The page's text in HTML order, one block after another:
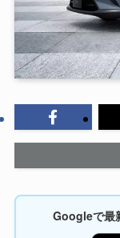
Googleで最